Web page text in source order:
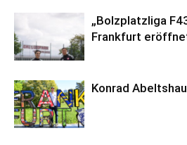
„Bolzplatzliga
Frankfurt
Konrad